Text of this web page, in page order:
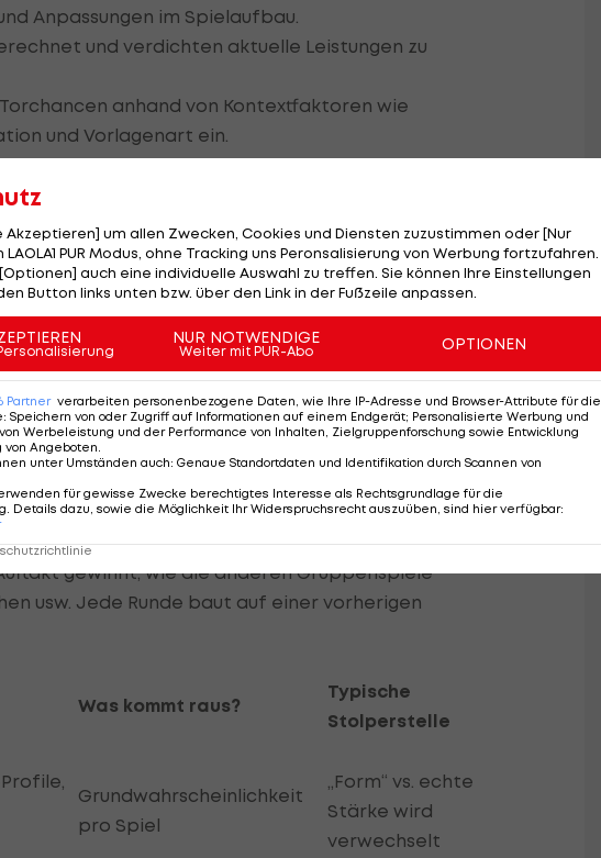
Anpassungen im Spielaufbau.
und verdichten aktuelle Leistungen zu
anhand von Kontextfaktoren wie
und Vorlagenart ein.
Turnierverläufe durch und leiten daraus
K.-o.-Pfade und Finalteilnahmen ab.
klar strukturierten K.-o.-Tabelle „auszufüllen“,
die wichtigsten Stellschrauben im Turnierverlauf zu
oder Erwartungen an einem roten Faden
und Fans, die Sportwetten platzieren und
simpel: „Team A ist stärker als Team B, also gewinnt
steckt aber in den Abhängigkeiten. In einem Turnier
ob man in der Gruppe Erster oder Zweiter wird. Das
gewinnt, wie die anderen Gruppenspiele
usw. Jede Runde baut auf einer vorherigen
Was kommt raus?
Typische
Stolperstelle
Grundwahrscheinlichkeit
pro Spiel
„Form“ vs. echte
Stärke wird
verwechselt
Akzeptieren] um allen Zwecken, Cookies und Diensten zuzustimmen oder [Nur
PUR Modus, ohne Tracking uns Peronsalisierung von Werbung fortzufahren.
auch eine individuelle Auswahl zu treffen. Sie können Ihre Einstellungen
Button links unten bzw. über den Link in der Fußzeile anpassen.
NUR NOTWENDIGE
Weiter mit PUR-Abo OPTIONEN
Partner verarbeiten personenbezogene Daten, wie Ihre IP-Adresse und Browser-Attribute für die
: Speichern von oder Zugriff auf Informationen auf einem Endgerät; Personalisierte Werbung und
Werbeleistung und der Performance von Inhalten, Zielgruppenforschung sowie Entwicklung
von Angeboten.
unter Umständen auch: Genaue Standortdaten und Identifikation durch Scannen von
für gewisse Zwecke berechtigtes Interesse als Rechtsgrundlage für die
Details dazu, sowie die Möglichkeit Ihr Widerspruchsrecht auszuüben, sind hier verfügbar: